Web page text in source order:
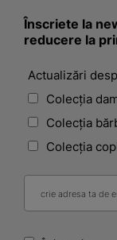
Înscriete la
reducere la
Actualizări
Colecția
Colecția
Colecția